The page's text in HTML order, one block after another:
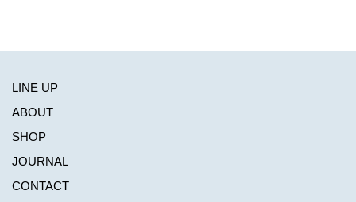
LINE UP
ABOUT
SHOP
JOURNAL
CONTACT